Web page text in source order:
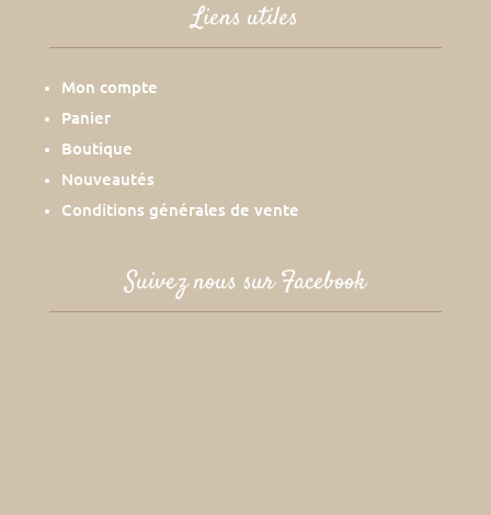
Liens utiles
Mon compte
Panier
Boutique
Nouveautés
Conditions générales de vente
Suivez nous sur Facebook